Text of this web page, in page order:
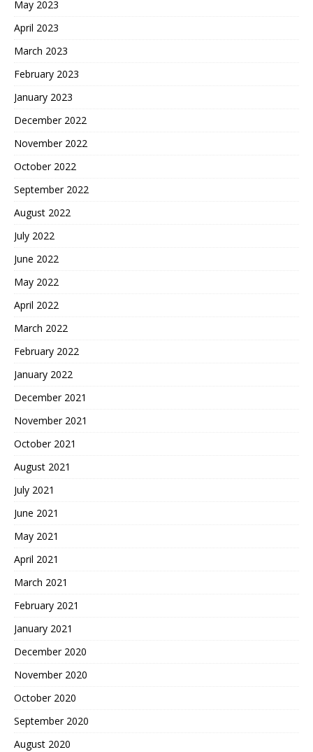
May 2023
April 2023
March 2023
February 2023
January 2023
December 2022
November 2022
October 2022
September 2022
August 2022
July 2022
June 2022
May 2022
April 2022
March 2022
February 2022
January 2022
December 2021
November 2021
October 2021
August 2021
July 2021
June 2021
May 2021
April 2021
March 2021
February 2021
January 2021
December 2020
November 2020
October 2020
September 2020
August 2020